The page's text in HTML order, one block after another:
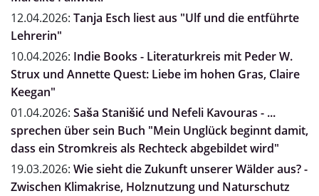
12.04.2026: Tanja Esch liest aus "Ulf und die entführte
Lehrerin"
10.04.2026: Indie Books - Literaturkreis mit Peder W.
Strux und Annette Quest: Liebe im hohen Gras, Claire
Keegan"
01.04.2026: Saša Stanišić und Nefeli Kavouras - ...
sprechen über sein Buch "Mein Unglück beginnt damit,
dass ein Stromkreis als Rechteck abgebildet wird"
19.03.2026: Wie sieht die Zukunft unserer Wälder aus? -
Zwischen Klimakrise, Holznutzung und Naturschutz